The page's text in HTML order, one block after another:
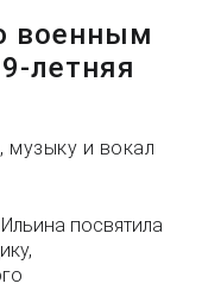
военным
летняя
музыку и вокал
посвятила